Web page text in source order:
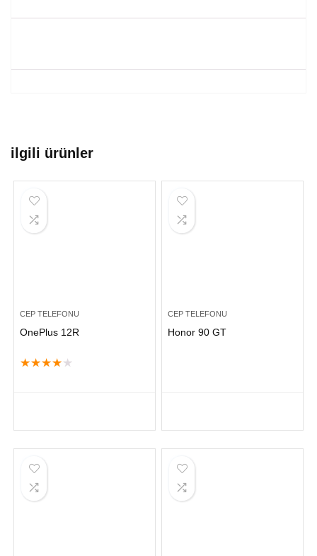
ilgili ürünler
CEP TELEFONU
OnePlus 12R
★★★★ ★
CEP TELEFONU
Honor 90 GT